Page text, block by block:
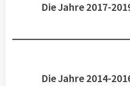
Die Jahre 2017-
Die Jahre 2014-